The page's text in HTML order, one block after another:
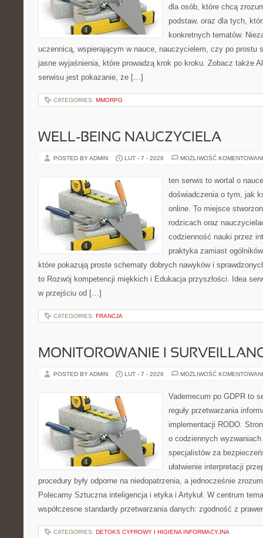
dla osób, które chcą
podstaw, oraz dla tych,
konkretnych tematów.
uczennicą, wspierającym w nauce, nauczycielem, czy po prostu
jasne wyjaśnienia, które prowadzą krok po kroku. Zobacz także
serwisu jest pokazanie, że […]
CATEGORIES: MMORPG
WELL-BEING NAUCZYCIELA
POSTED BY ADMIN LUT - 7 - 2026 MOŻLIWOŚĆ
ten serwis to wortal o
doświadczenia o tym, jak
online. To miejsce
rodzicach oraz
codzienność nauki przez
praktyka zamiast
które pokazują proste schematy dobrych nawyków i
to Rozwój kompetencji miękkich i Edukacja przyszłości. Idea
w przejściu od […]
CATEGORIES: FRANCJA
MONITOROWANIE I
POSTED BY ADMIN LUT - 7 - 2026 MOŻLIWOŚĆ
Vademecum po GDPR to
reguły przetwarzania
implementacji RODO.
o codziennych
specjalistów za
ułatwienie interpretacji
procedury były odporne na niedopatrzenia, a jednocześnie
Polecamy Sztuczna inteligencja i etyka i Artykuł. W centrum
współczesne standardy przetwarzania danych: zgodność z
CATEGORIES: DETOKS CYFROWY I HIGIENA INFORMACYJNA